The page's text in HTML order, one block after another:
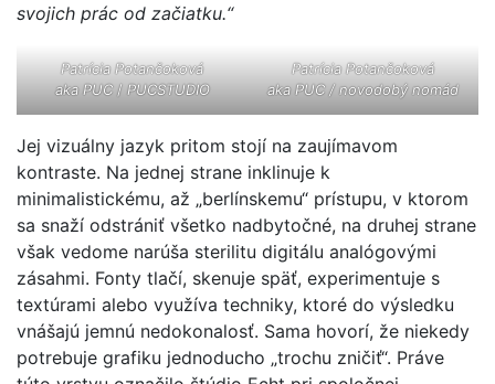
svojich prác od začiatku.“
Patrícia Potančoková
akaPUC/PUCSTUDIO
Patrícia Potančoková
akaPUC/ novodobý nomád
Jej vizuálny jazyk pritom stojí na zaujímavom
kontraste. Na jednej strane inklinuje k
minimalistickému, až „berlínskemu“ prístupu, v ktorom
sa snaží odstrániť všetko nadbytočné, na druhej strane
však vedome narúša sterilitu digitálu analógovými
zásahmi. Fonty tlačí, skenuje späť, experimentuje s
textúrami alebo využíva techniky, ktoré do výsledku
vnášajú jemnú nedokonalosť. Sama hovorí, že niekedy
potrebuje grafiku jednoducho „trochu zničiť“. Práve